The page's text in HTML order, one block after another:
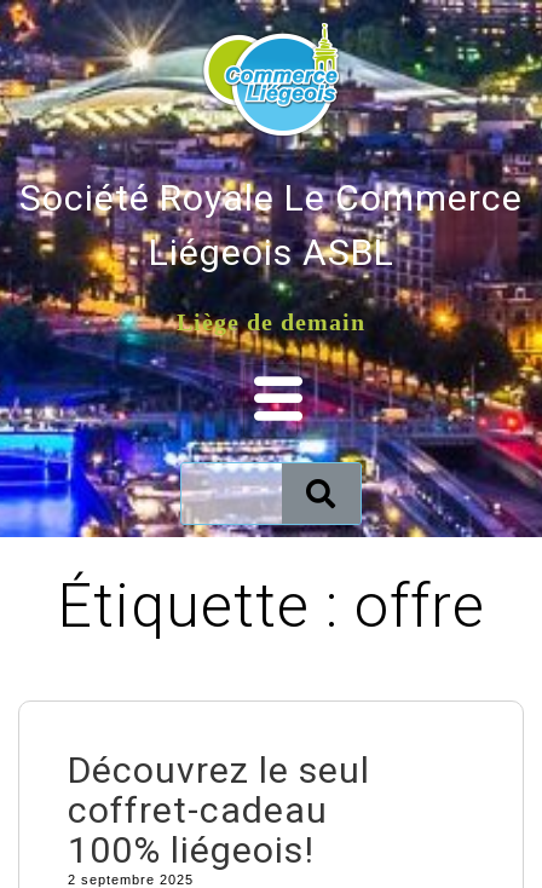
Société Royale Le Commerce
Liégeois ASBL
Liège de demain
Étiquette : offre
Découvrez le seul
coffret-cadeau
100% liégeois!
2 septembre 2025